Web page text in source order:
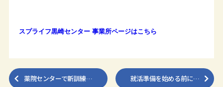
スプライフ黒崎センター 事業所ページはこちら
薬院センターで新訓練… 就活準備を始める前に…